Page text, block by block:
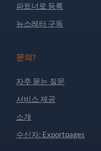
파트너로 등록
뉴스레터 구독
문의?
자주 묻는 질문
서비스 제공
소개
수신자: Exportpages